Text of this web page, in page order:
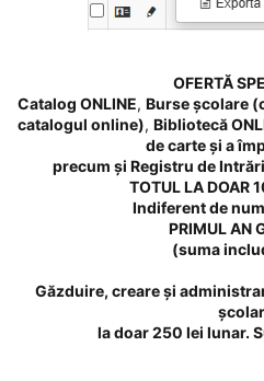
OFERTĂ
Catalog ONLINE, Burse școlare
catalogul online), Bibliotecă
de carte și a
precum și Registru de
TOTUL LA DOAR
Indiferent de
PRIMUL AN
(suma
Găzduire, creare și
la doar 250 lei lunar.